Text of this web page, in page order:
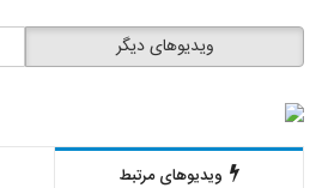
ویدیوهای دیگر
ویدیوهای مرتبط